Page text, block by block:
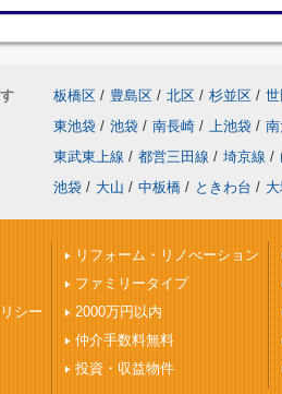
板橋区 / 豊島区 / 北区 / 杉並区 /
東池袋 / 池袋 / 南長崎 / 上池袋 /
東武東上線 / 都営三田線 / 埼京線 /
池袋 / 大山 / 中板橋 / ときわ台 /
シー
リフォーム・リノべーション
ファミリータイプ
2000万円以内
仲介手数料無料
投資・収益物件